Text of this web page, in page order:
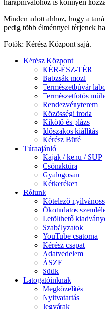
harapnivalóhoz is könnyen
Minden adott ahhoz, hogy a
pedig több élménnyel térjenek
Fotók: Kérész Központ saját
Kérész Központ
KÉR-ÉSZ-TÉR
Babzsák mozi
Természetbúvár
Természetfotós
Rendezvényterem
Közösségi iroda
Kikötő és plázs
Időszakos kiállítás
Kérész Büfé
Túraajánló
Kajak / kenu / SUP
Csónaktúra
Gyalogosan
Kétkeréken
Rólunk
Kötelező
Ökotudatos
Letölthető
Szabályzatok
YouTube csatorna
Kérész csapat
Adatvédelem
ÁSZF
Sütik
Látogatóinknak
Megközelítés
Nyitvatartás
Jegyárak